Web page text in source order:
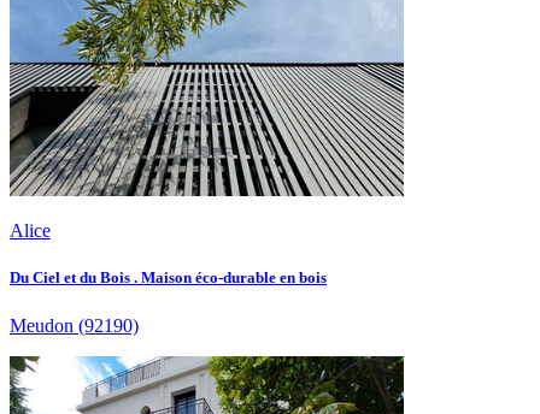
Alice
Du Ciel et du Bois . Maison éco-durable en bois
Meudon (92190)